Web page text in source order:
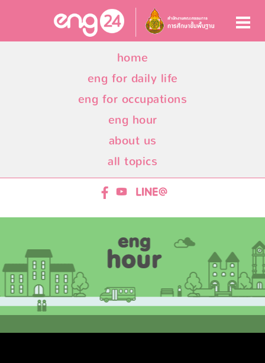
home
eng for daily life
eng for occupations
eng hour
about us
all topics